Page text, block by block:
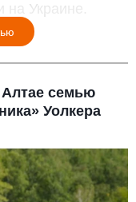
Украине.
Алтае семью
Уолкера